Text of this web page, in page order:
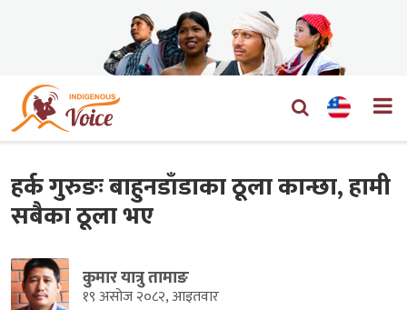
हर्क गुरुङः बाहुनडाँडाका ठूला कान्छा, हामी
सबैका ठूला भए
कुमार यात्रु तामाङ
१९ असोज २०८२, आइतवार